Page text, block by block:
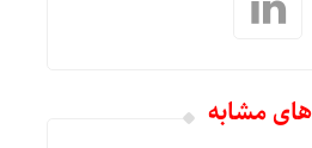
مشابه